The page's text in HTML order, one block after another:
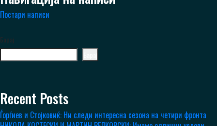
Постари написи
Барај
Recent Posts
Ѓорѓиев и Стојковиќ: Ни следи интересна сезона на четири фронта